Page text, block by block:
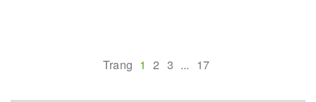
Trang 1 2 3 ... 17